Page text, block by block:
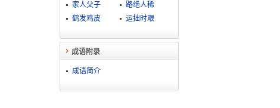
家人父子
路绝人稀
鹤发鸡皮
运拙时艰
成语附录
成语简介